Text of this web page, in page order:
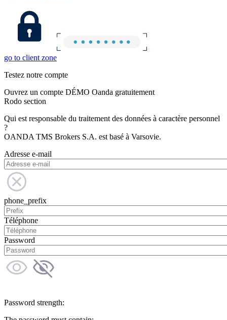
go to client zone
Testez notre compte
Ouvrez un compte DÉMO Oanda gratuitement
Rodo section
Qui est responsable du traitement des données à caractère personnel
?
OANDA TMS Brokers S.A. est basé à Varsovie.
Adresse e-mail
phone_prefix
Téléphone
Password
Password strength: